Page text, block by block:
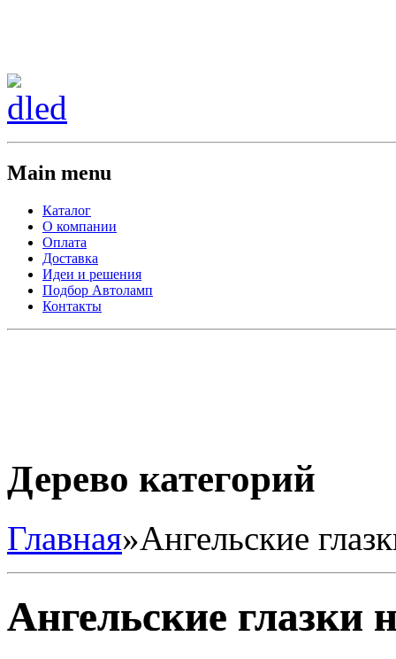
Main menu
Каталог
О компании
Оплата
Доставка
Идеи и решения
Подбор Автоламп
Контакты
Дерево категорий
Главная»Ангельские
Ангельские глазки